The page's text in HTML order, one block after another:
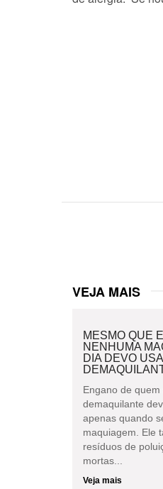
VEJA MAIS
MESMO QUE
NENHUMA
DIA DEVO
Engano de
demaquilante
apenas quando
maquiagem. Ele
resíduos de
mortas...
Veja mais